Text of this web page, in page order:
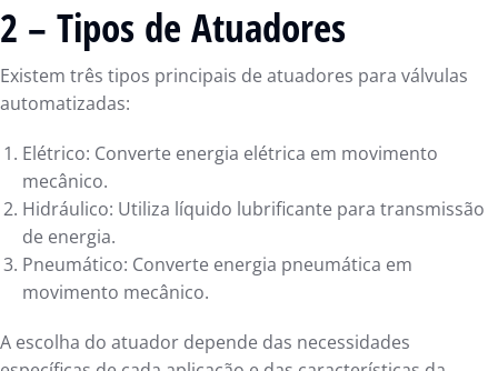
2 – Tipos de Atuadores
Existem três tipos principais de atuadores para válvulas
automatizadas:
Elétrico: Converte energia elétrica em movimento
mecânico.
Hidráulico: Utiliza líquido lubrificante para transmissão
de energia.
Pneumático: Converte energia pneumática em
movimento mecânico.
A escolha do atuador depende das necessidades